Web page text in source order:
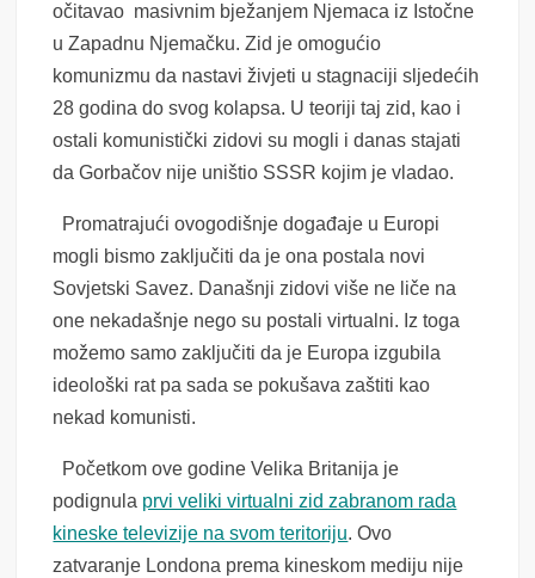
očitavao masivnim bježanjem Njemaca iz Istočne
u Zapadnu Njemačku. Zid je omogućio
komunizmu da nastavi živjeti u stagnaciji sljedećih
28 godina do svog kolapsa. U teoriji taj zid, kao i
ostali komunistički zidovi su mogli i danas stajati
da Gorbačov nije uništio SSSR kojim je vladao.
Promatrajući ovogodišnje događaje u Europi
mogli bismo zaključiti da je ona postala novi
Sovjetski Savez. Današnji zidovi više ne liče na
one nekadašnje nego su postali virtualni. Iz toga
možemo samo zaključiti da je Europa izgubila
ideološki rat pa sada se pokušava zaštiti kao
nekad komunisti.
Početkom ove godine Velika Britanija je
podignula prvi veliki virtualni zid zabranom rada
kineske televizije na svom teritoriju. Ovo
zatvaranje Londona prema kineskom mediju nije